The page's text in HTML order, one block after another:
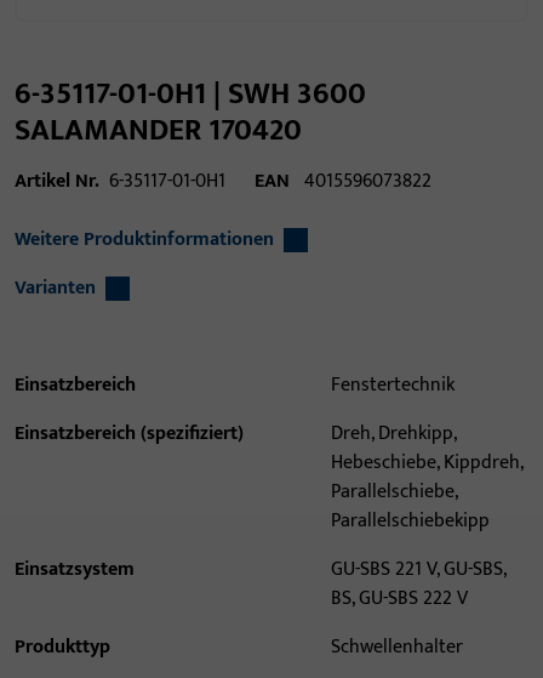
6-35117-01-0H1 | SWH 3600
SALAMANDER 170420
Artikel Nr. 6-35117-01-0H1 EAN 4015596073822
Weitere Produktinformationen
Varianten
Einsatzbereich
Fenstertechnik
Einsatzbereich (spezifiziert)
Dreh, Drehkipp,
Hebeschiebe, Kippdreh,
Parallelschiebe,
Parallelschiebekipp
Einsatzsystem
GU-SBS 221 V, GU-SBS,
BS, GU-SBS 222 V
Produkttyp
Schwellenhalter